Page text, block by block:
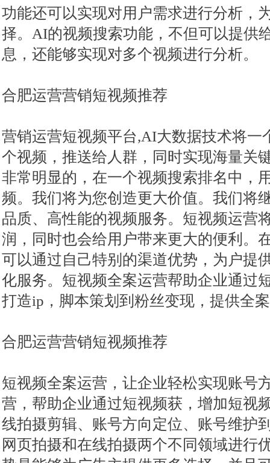
功能还可以实现对用户需求进行分析，
择。AI的视频搜索功能，不但可以提供
息，还能够实现对多个视频进行分析。
合肥运营营销短视频推荐
营销运营短视频平台,AI大数据技术将一
个视频，推送给人群，同时实现海量关
非常明显的，在一个视频搜索排名中，
频。我们将为您创造更大价值。我们将
品质、高性能的视频服务。短视频运营
润，同时也会给用户带来更大的便利。
可以通过自己特别的渠道优势，为户提
化服务。短视频全案运营帮助企业通过
打造ip，脚本策划到粉丝变现，提供全
合肥运营营销短视频推荐
短视频全案运营，让企业轻松实现账号
营，帮助企业通过短视频获，增加短视
线拍摄剪辑、账号方向定位、账号维护
网页拍摄和在线拍摄两个不同领域进行